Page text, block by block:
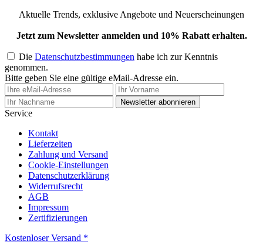
Aktuelle Trends, exklusive Angebote und Neuerscheinungen
Jetzt zum Newsletter anmelden und 10% Rabatt erhalten.
Die Datenschutzbestimmungen habe ich zur Kenntnis
genommen.
Bitte geben Sie eine gültige eMail-Adresse ein.
Newsletter abonnieren
Service
Kontakt
Lieferzeiten
Zahlung und Versand
Cookie-Einstellungen
Datenschutzerklärung
Widerrufsrecht
AGB
Impressum
Zertifizierungen
Kostenloser Versand *